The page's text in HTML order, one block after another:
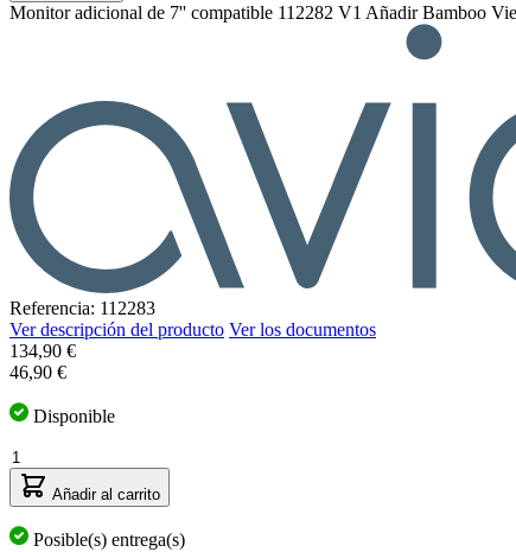
Monitor adicional de 7'' compatible 112282 V1 Añadir Bamboo
Referencia: 112283
Ver descripción del producto Ver los documentos
134,90 €
46,90 €
Disponible
Cantidad
Añadir al carrito
Posible(s) entrega(s)